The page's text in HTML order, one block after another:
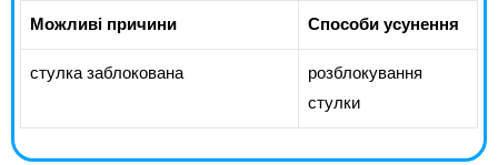
Можливі причини Способи усунення
стулка заблокована
розблокування
стулки